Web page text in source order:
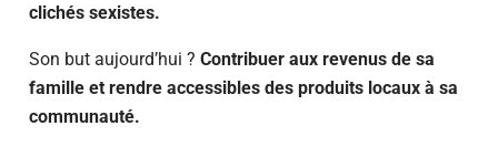
clichés sexistes.
Son but aujourd’hui ? Contribuer aux revenus de sa
famille et rendre accessibles des produits locaux à sa
communauté.